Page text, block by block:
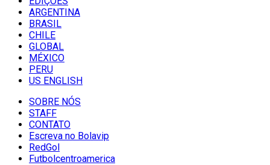
ARGENTINA
BRASIL
CHILE
GLOBAL
MÉXICO
PERU
US ENGLISH
SOBRE NÓS
STAFF
CONTATO
Escreva no Bolavip
RedGol
Futbolcentroamerica